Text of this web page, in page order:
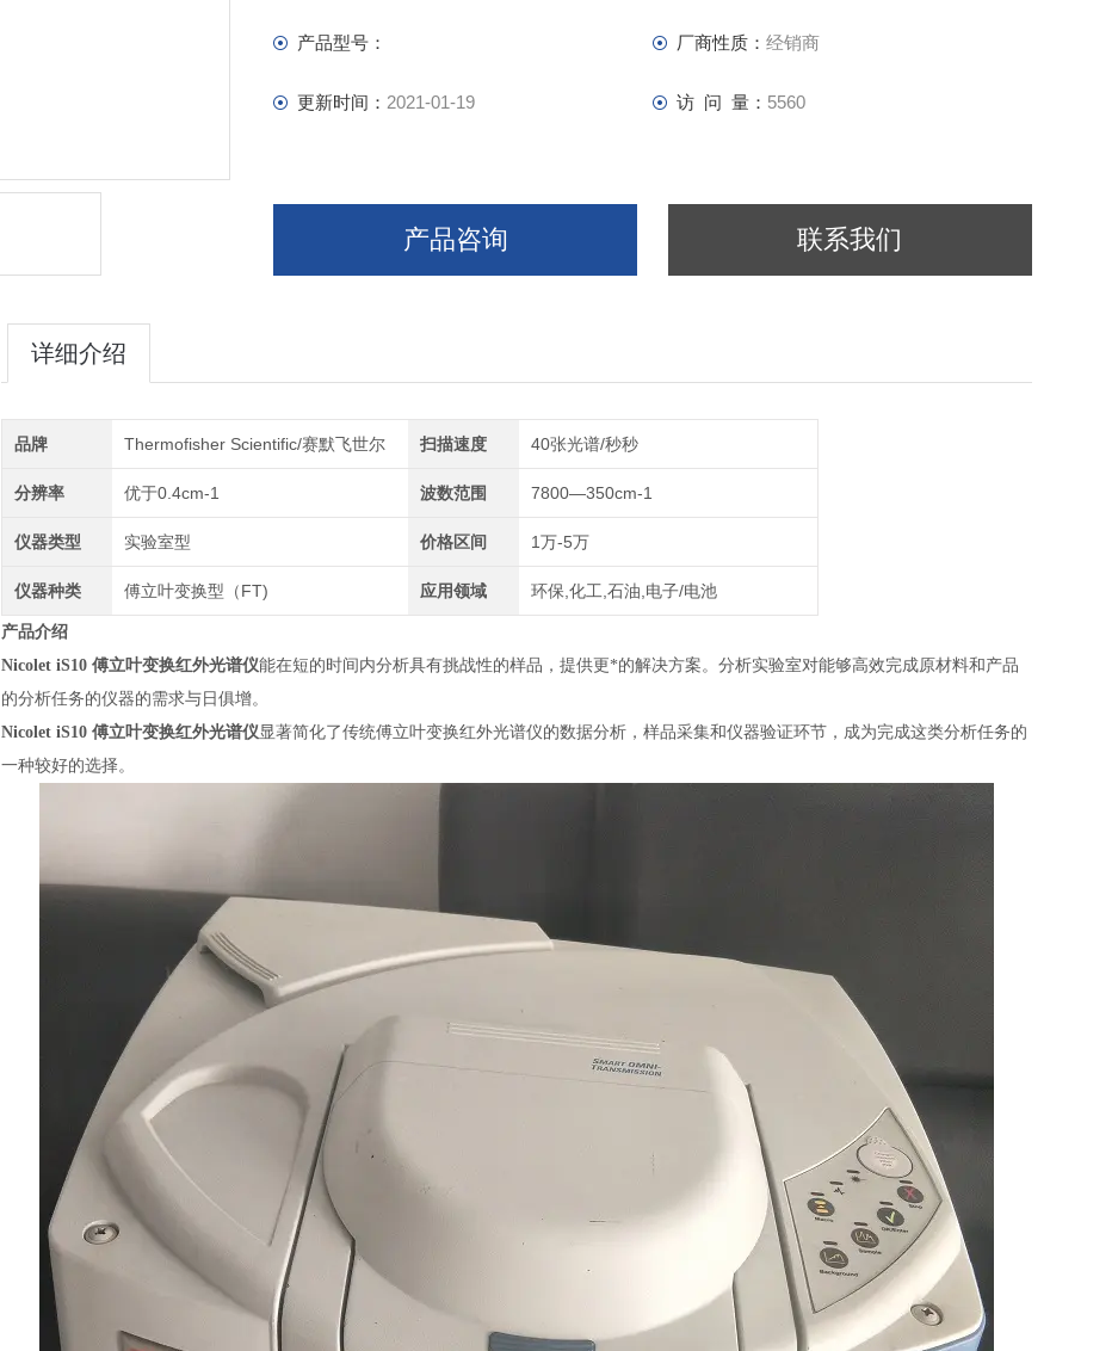
产品型号： 厂商性质： 经销商
更新时间： 2021-01-19 访 问 量： 5560
产品咨询 联系我们
详细介绍
品牌 Thermofisher Scientific/赛默飞世尔 扫描速度 40张光谱/秒秒
分辨率 优于0.4cm-1 波数范围 7800—350cm-1
仪器类型 实验室型 价格区间 1万-5万
仪器种类 傅立叶变换型（FT) 应用领域 环保,化工,石油,电子/电池
产品介绍
Nicolet iS10 傅立叶变换红外光谱仪能在短的时间内分析具有挑战性的样品，提供更*的解决方案。分析实验室对能够高效完成原材料和 产品
的分析任务的仪器的需求与日俱增。
Nicolet iS10 傅立叶变换红外光谱仪显著简化了传统傅立叶变换红外光谱仪的数据分析，样品采集和仪器验证环节，成为完成这类分析任务的
一种较好的选择。